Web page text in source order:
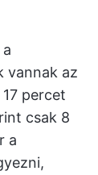
vannak az
percet
csak 8
a